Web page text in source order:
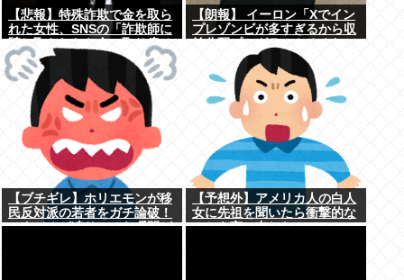
【悲報】特殊詐欺で金を取ら
れた女性、SNSの「詐欺師に
騙し取られたお金、取り戻せ
ます」」に釣られさらに240
万円失うwww
【朗報】 イーロン「Xでイン
プレゾンビが多すぎるから収
益分配プログラムやめるわ」
【ブチギレ】ホリエモンが移
民反対派の若者をガチ論破！
スタジオが凍りついた瞬間が
【予想外】アメリカ人の白人
女に先祖を聞いたら衝撃的な
ことを言い出した